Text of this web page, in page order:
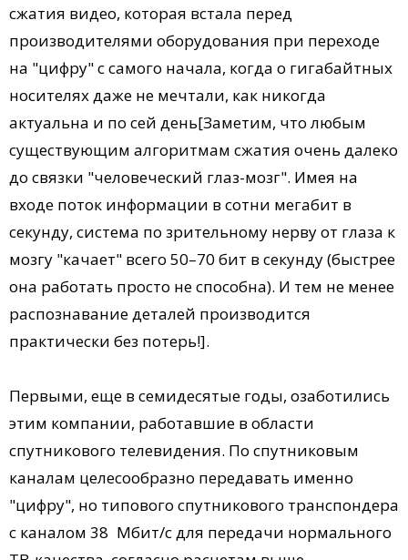
сжатия видео, которая встала перед
производителями оборудования при переходе
на "цифру" с самого начала, когда о гигабайтных
носителях даже не мечтали, как никогда
актуальна и по сей день[Заметим, что любым
существующим алгоритмам сжатия очень далеко
до связки "человеческий глаз-мозг". Имея на
входе поток информации в сотни мегабит в
секунду, сис­тема по зрительному нерву от глаза к
мозгу "качает" всего 50–70 бит в секунду (быстрее
она работать просто не способна). И тем не менее
распознавание деталей производится
практически без потерь!].
Первыми, еще в семидесятые годы, озаботились
этим компании, работавшие в области
спутникового телевидения. По спутниковым
каналам целесо­образно передавать именно
"цифру", но типового спутникового транспондера
с каналом 38 Мбит/с для передачи нормального